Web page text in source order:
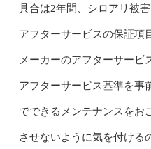
具合は2年間、シロアリ被
アフターサービスの保証項
メーカーのアフターサービ
アフターサービス基準を事
でできるメンテナンスをお
させないように気を付ける